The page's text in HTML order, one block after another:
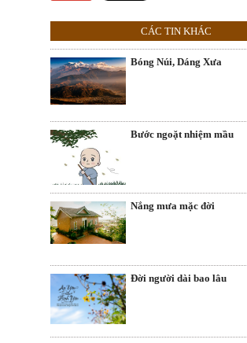
CÁC TIN KHÁC
Bóng Núi, Dáng Xưa
Bước ngoặt nhiệm mầu
Nắng mưa mặc đời
Đời người dài bao lâu